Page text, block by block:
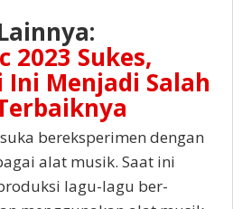
2023 Sukes,
Menjadi Salah
bereksperimen dengan
alat musik. Saat ini
lagu-lagu ber-